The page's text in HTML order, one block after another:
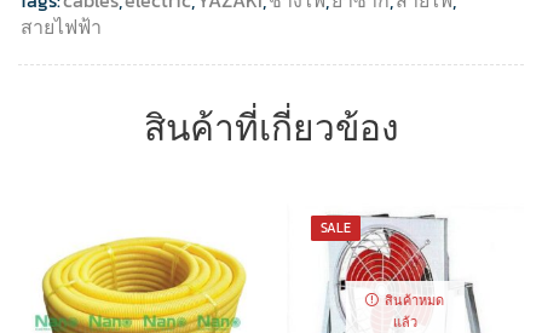
สายไฟฟ้า
สินค้าที่เกี่ยวข้อง
SALE
สินค้าหมด
แล้ว